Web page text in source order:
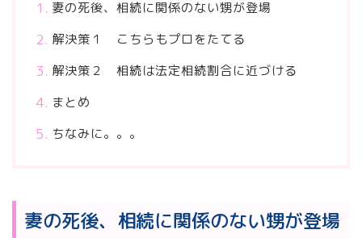
妻の死後、相続に関係のない甥が登場
解決策１ こちらもプロをたてる
解決策２ 相続は法定相続割合に近づける
まとめ
ちなみに。。。
妻の死後、相続に関係のない甥が登場